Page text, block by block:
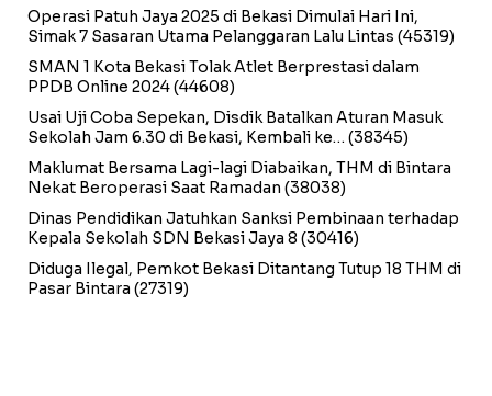
Operasi Patuh Jaya 2025 di Bekasi Dimulai Hari Ini,
Simak 7 Sasaran Utama Pelanggaran Lalu Lintas (45319)
SMAN 1 Kota Bekasi Tolak Atlet Berprestasi dalam
PPDB Online 2024(44608)
Usai Uji Coba Sepekan, Disdik Batalkan Aturan Masuk
Sekolah Jam 6.30 di Bekasi, Kembali ke… (38345)
Maklumat Bersama Lagi-lagi Diabaikan, THM di Bintara
Nekat Beroperasi Saat Ramadan (38038)
Dinas Pendidikan Jatuhkan Sanksi Pembinaan terhadap
Kepala Sekolah SDN Bekasi Jaya 8 (30416)
Diduga Ilegal, Pemkot Bekasi Ditantang Tutup 18 THM di
Pasar Bintara (27319)